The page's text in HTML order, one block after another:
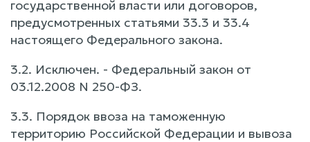
государственной власти или договоров,
предусмотренных статьями 33.3 и 33.4
настоящего Федерального закона.
3.2. Исключен. - Федеральный закон от
03.12.2008 N 250-ФЗ.
3.3. Порядок ввоза на таможенную
территорию Российской Федерации и вывоза